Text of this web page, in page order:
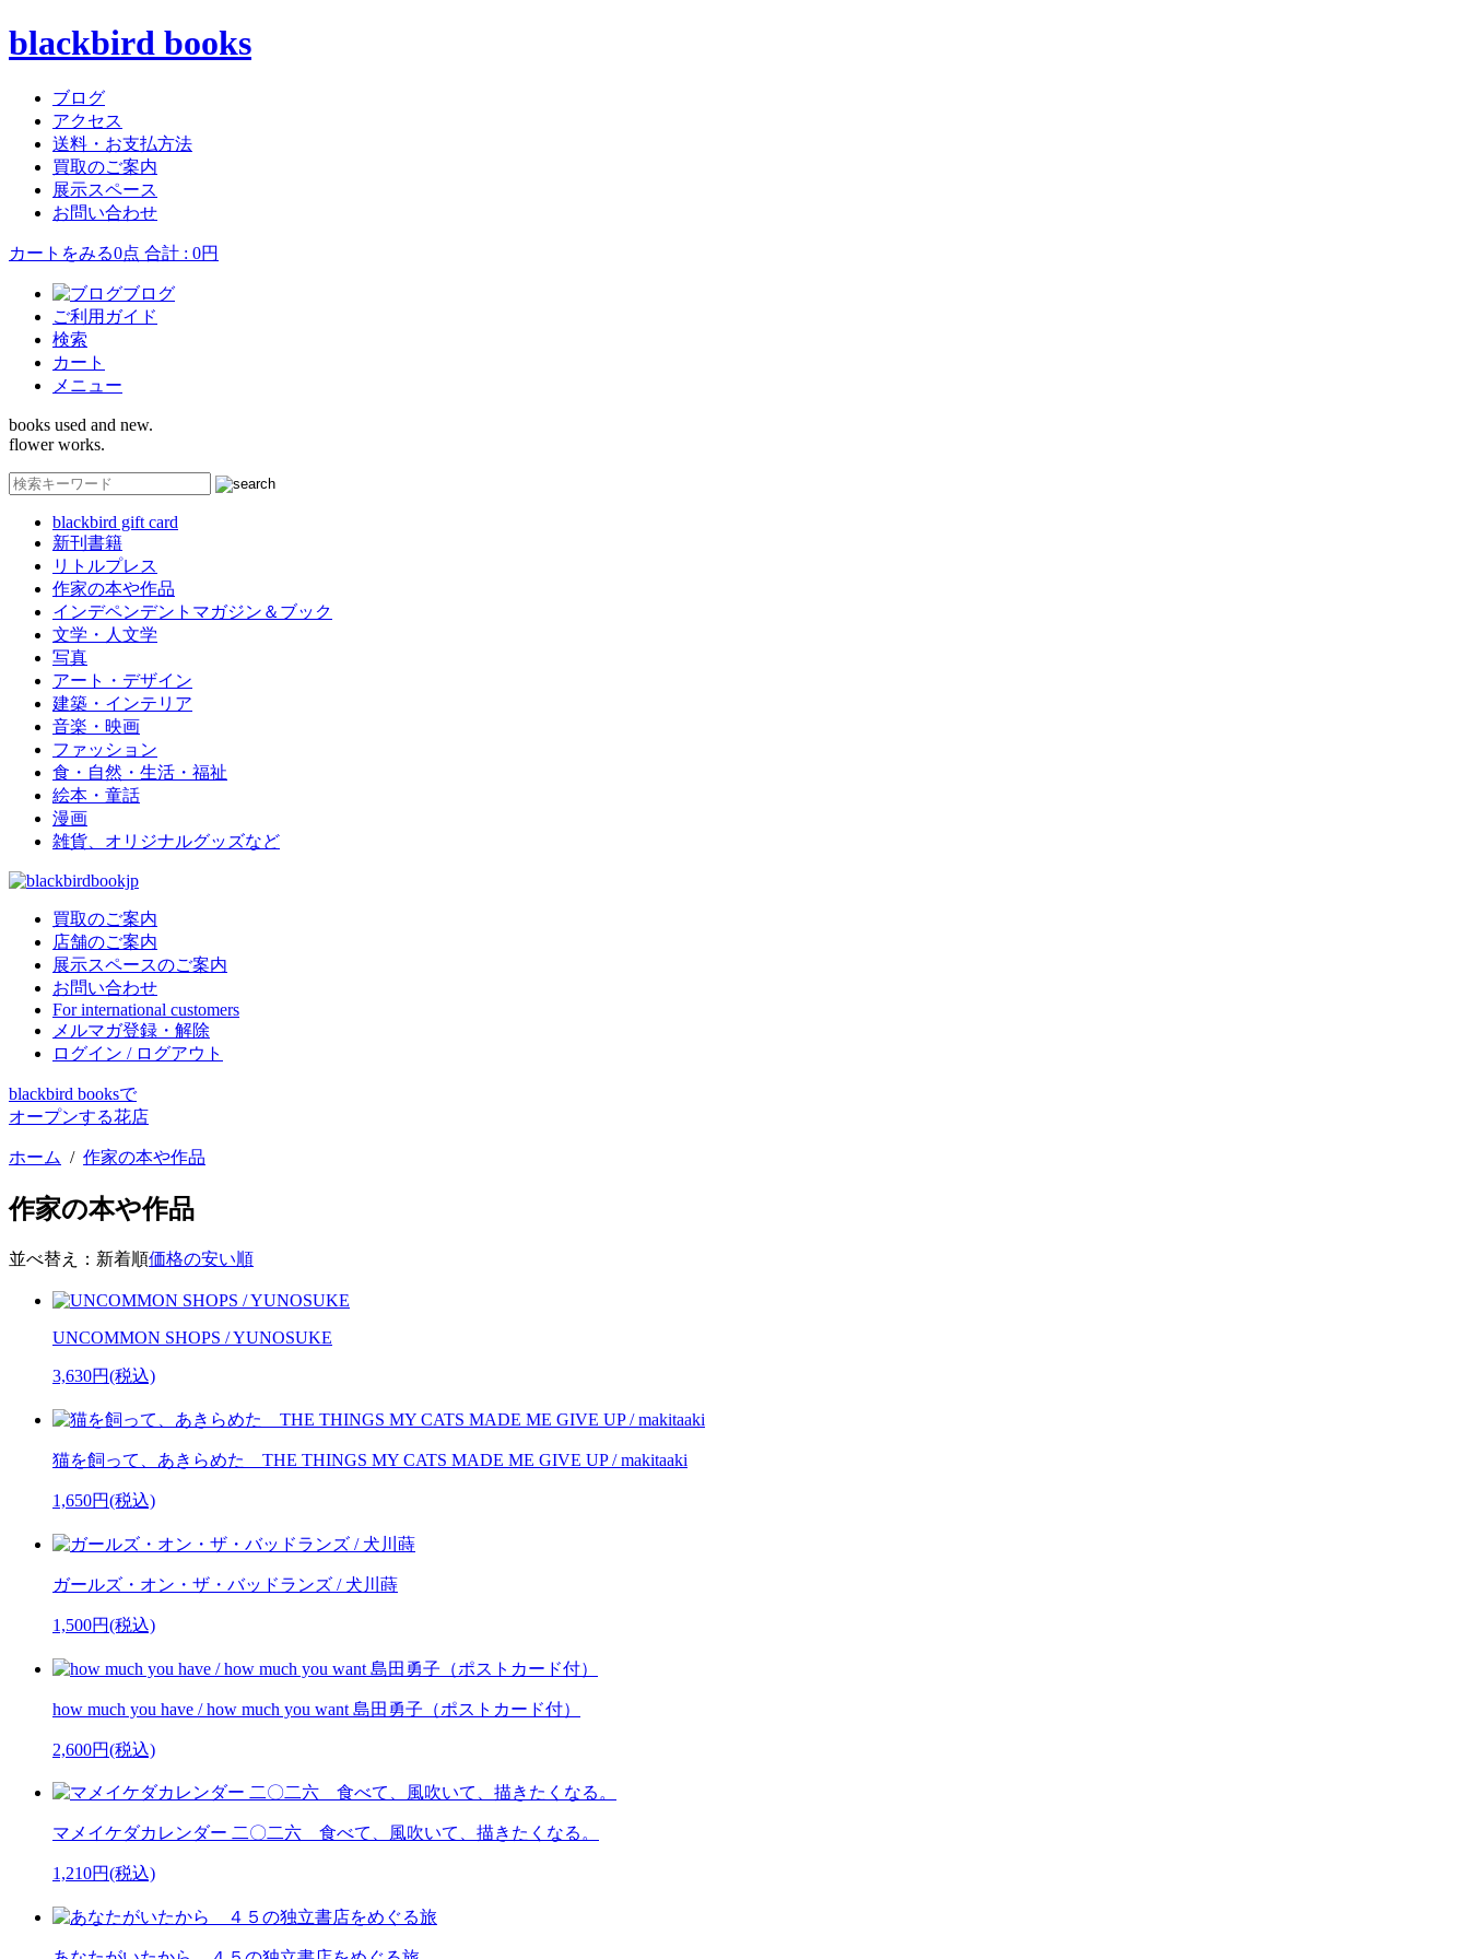
blackbird books
ブログ
アクセス
送料・お支払方法
買取のご案内
展示スペース
お問い合わせ
カートをみる0点 合計 : 0円
ブログ
ご利用ガイド
検索
カート
メニュー
books used and new.
flower works.
blackbird gift card
新刊書籍
リトルプレス
作家の本や作品
インデペンデントマガジン＆ブック
文学・人文学
写真
アート・デザイン
建築・インテリア
音楽・映画
ファッション
食・自然・生活・福祉
絵本・童話
漫画
雑貨、オリジナルグッズなど
買取のご案内
店舗のご案内
展示スペースのご案内
お問い合わせ
For international customers
メルマガ登録・解除
ログイン / ログアウト
blackbird booksで
オープンする花店
ホーム / 作家の本や作品
作家の本や作品
並べ替え： 新着順価格の安い順
UNCOMMON SHOPS / YUNOSUKE
3,630円(税込)
猫を飼って、あきらめた THE THINGS MY CATS MADE ME GIVE UP / makitaaki
1,650円(税込)
ガールズ・オン・ザ・バッドランズ / 犬川蒔
1,500円(税込)
how much you have / how much you want 島田勇子（ポストカード付）
2,600円(税込)
マメイケダカレンダー 二〇二六 食べて、風吹いて、描きたくなる。
1,210円(税込)